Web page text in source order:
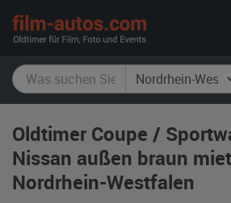
Oldtimer Coupe /
Nissan außen braun
Nordrhein-Westfalen